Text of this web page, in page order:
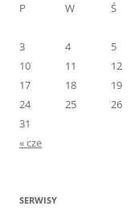
P
W Ś
3
4 5
10
11 12
17
18 19
24
25 26
31
« cze
SERWISY